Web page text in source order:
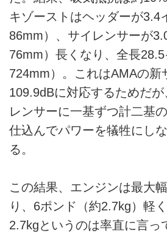
キゾーストはヘッダーが3.4
86mm）、サイレンサーが
76mm）長くなり、全長
724mm）。これはAMAの新
109.9dBに対応するためだ
レンサーに一基ずつ計二基
仕込んでパワーを犠牲にし
る。
この結果、エンジンは最大
り、6ポンド（約2.7kg）軽
2.7kgというのは率直に言っ